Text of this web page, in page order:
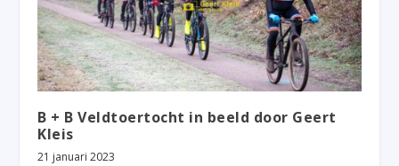
B + B Veldtoertocht in beeld door Geert
Kleis
21 januari 2023